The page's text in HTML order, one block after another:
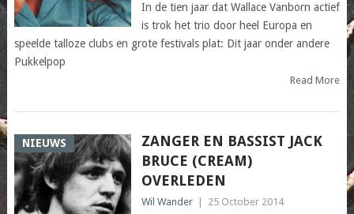
In de tien jaar dat Wallace Vanborn actief
is trok het trio door heel Europa en
speelde talloze clubs en grote festivals plat: Dit jaar onder andere
Pukkelpop
Read More
NIEUWS
ZANGER EN BASSIST JACK
BRUCE (CREAM)
OVERLEDEN
Wil Wander 25 October 2014